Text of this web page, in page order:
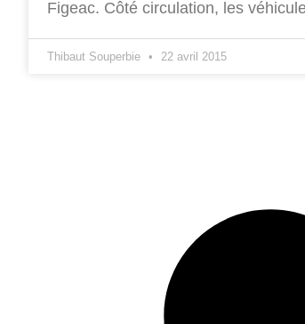
Figeac. Côté circulation, les
Thibaut Souperbie 22 avril 2015